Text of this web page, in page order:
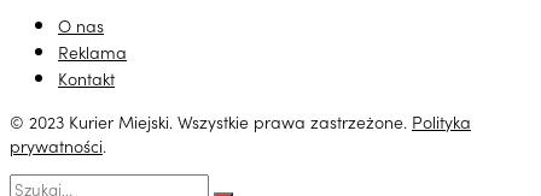
O nas
Reklama
Kontakt
© 2023 Kurier Miejski. Wszystkie prawa zastrzeżone. Polityka
prywatności.